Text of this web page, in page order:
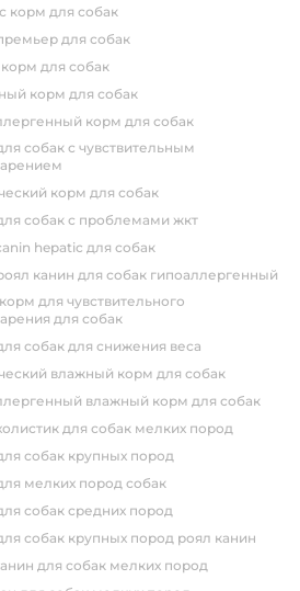
корм для собак
для собак
корм для собак
корм для собак
корм для собак
корм для собак
собак с проблемами жкт
hepatic для собак
канин для собак гипоаллергенный
для собак
собак для снижения веса
влажный корм для собак
влажный корм для собак
для собак мелких пород
собак крупных пород
мелких пород собак
собак средних пород
собак крупных пород роял канин
для собак мелких пород